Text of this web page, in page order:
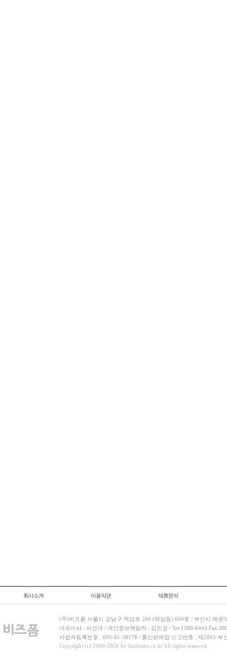
회사소개 이용약관 제휴문의
(주)비즈폼 서울시 강남구 역삼로 204 (역삼동) 604호 / 부산시 해운
대표이사 : 이선규 / 개인정보책임자 : 김민경 / Tel.1588-8443
사업자등록번호 : 605-81-38178 / 통신판매업 신고번호 : 제2015-부
Copyright (c) 2000-2026 by bizforms.co.kr All rights reserved.